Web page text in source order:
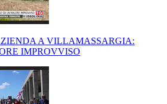
A VILLAMASSARGIA:
IMPROVVISO